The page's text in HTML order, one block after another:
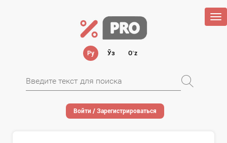
Ру Ўз Oʻz
Войти / Зарегистрироваться